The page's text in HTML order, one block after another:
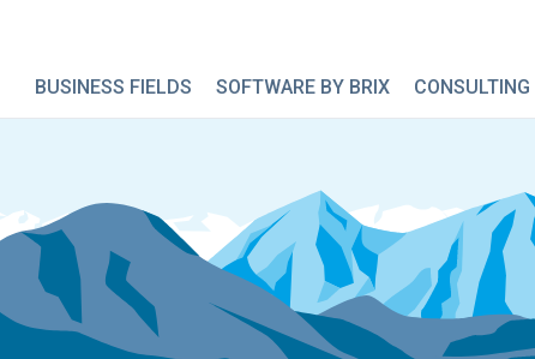
BUSINESS FIELDS SOFTWARE BY BRIX CONSULTING